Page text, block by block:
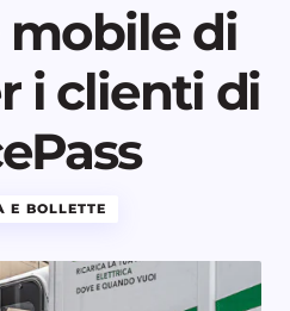
mobile di
i clienti di
E BOLLETTE